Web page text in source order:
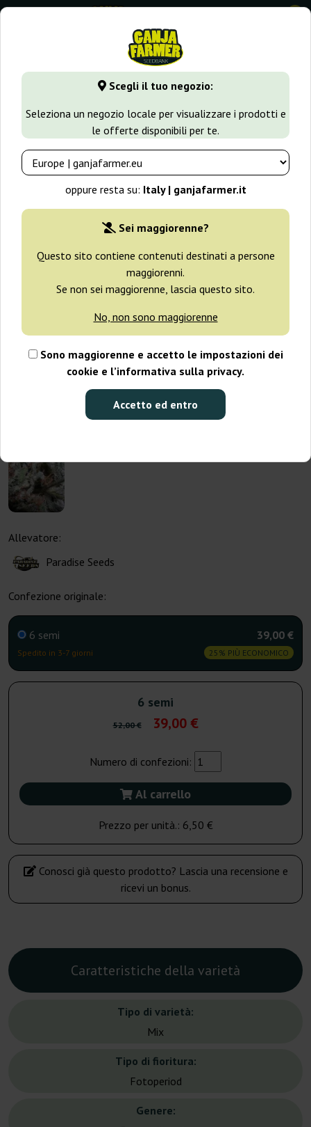
Scegli il tuo negozio:
Seleziona un negozio locale per visualizzare i prodotti e
le offerte disponibili per te.
oppure resta su: Italy | ganjafarmer.it
Sei maggiorenne?
Questo sito contiene contenuti destinati a persone
maggiorenni.
Se non sei maggiorenne, lascia questo sito.
No, non sono maggiorenne
Sono maggiorenne e accetto le impostazioni dei
cookie e l’informativa sulla privacy.
Accetto ed entro
0
GanjaFarmer.it Tipi di Semi Semi Indica Indica
-25%
+ omaggi
Allevatore:
Paradise Seeds
Confezione originale:
6 semi
Spedito in 3-7 giorni
39,00 €
25% PIÙ ECONOMICO
6 semi
52,00 € 39,00 €
Numero di confezioni:
Al carrello
Prezzo per unità.: 6,50 €
Conosci già questo prodotto? Lascia una recensione e
ricevi un bonus.
Caratteristiche della varietà
Tipo di varietà:
Mix
Tipo di fioritura:
Fotoperiod
Genere: